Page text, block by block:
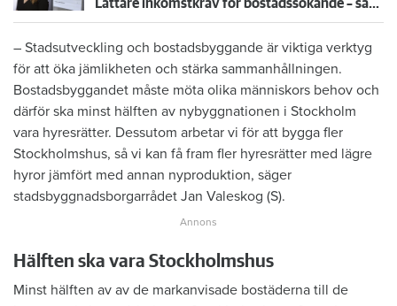
Lättare inkomstkrav för bostadssökande – satsningar på hyresrätten i budgetförslaget för 2024
– Stadsutveckling och bostadsbyggande är viktiga verktyg
för att öka jämlikheten och stärka sammanhållningen.
Bostadsbyggandet måste möta olika människors behov och
därför ska minst hälften av nybyggnationen i Stockholm
vara hyresrätter. Dessutom arbetar vi för att bygga fler
Stockholmshus, så vi kan få fram fler hyresrätter med lägre
hyror jämfört med annan nyproduktion, säger
stadsbyggnadsborgarrådet Jan Valeskog (S).
Hälften ska vara Stockholmshus
Minst hälften av av de markanvisade bostäderna till de